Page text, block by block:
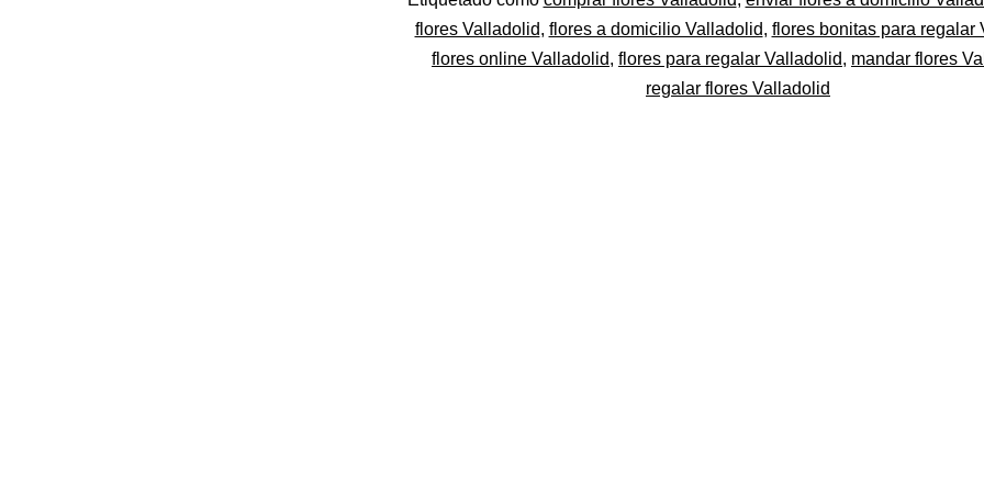
como
Flores
flores Valladolid, flores a domicilio Valladolid, flores bonitas para regalar
flores online Valladolid, flores para regalar Valladolid, mandar flores
regalar flores Valladolid